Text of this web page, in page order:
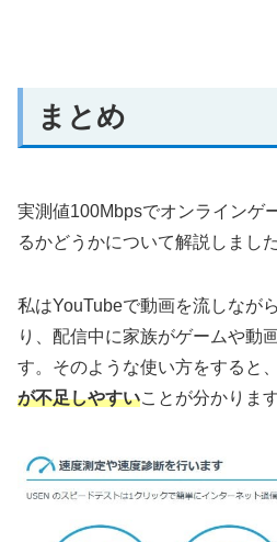
まとめ
実測値100Mbpsでオンラインゲ
るかどうかについて解説しました
私はYouTubeで動画を流しなが
り、配信中に家族がゲームや動
す。そのような使い方をすると、
が不足しやすいことが分かります